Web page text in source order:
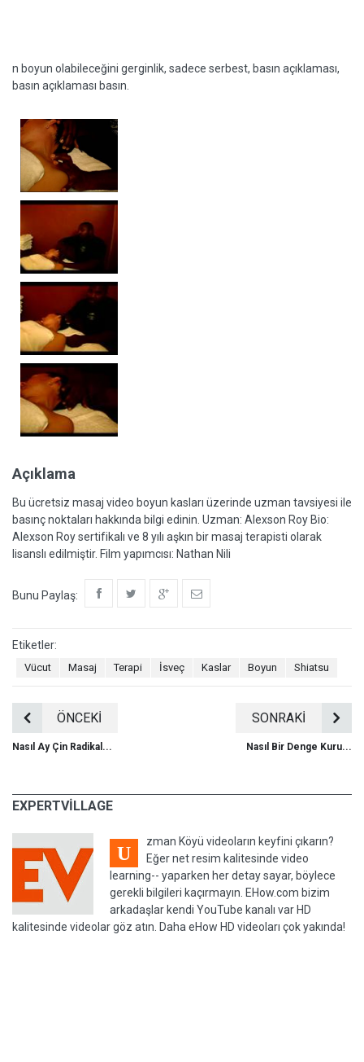
n boyun olabileceğini gerginlik, sadece serbest, basın açıklaması,
basın açıklaması basın.
Açıklama
Bu ücretsiz masaj video boyun kasları üzerinde uzman tavsiyesi ile
basınç noktaları hakkında bilgi edinin. Uzman: Alexson Roy Bio:
Alexson Roy sertifikalı ve 8 yılı aşkın bir masaj terapisti olarak
lisanslı edilmiştir. Film yapımcısı: Nathan Nili
Bunu Paylaş:
Etiketler:
Vücut Masaj Terapi İsveç Kaslar Boyun Shiatsu
ÖNCEKİ
Nasıl Ay Çin Radikal...
SONRAKİ
Nasıl Bir Denge Kuru...
EXPERTVILLAGE
U
zman Köyü videoların keyfini çıkarın?
Eğer net resim kalitesinde video
learning-- yaparken her detay sayar, böylece
gerekli bilgileri kaçırmayın. EHow.com bizim
arkadaşlar kendi YouTube kanalı var HD
kalitesinde videolar göz atın. Daha eHow HD videoları çok yakında!